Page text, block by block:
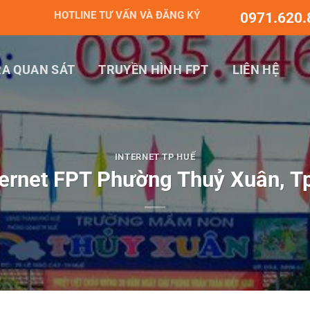
HOTLINE TƯ VẤN VÀ ĐĂNG KÝ
QUAN SÁT TRUYỀN HÌNH FPT LIÊN HỆ
INTERNET TP HUẾ
FPT Phường Thuỷ Xuân,